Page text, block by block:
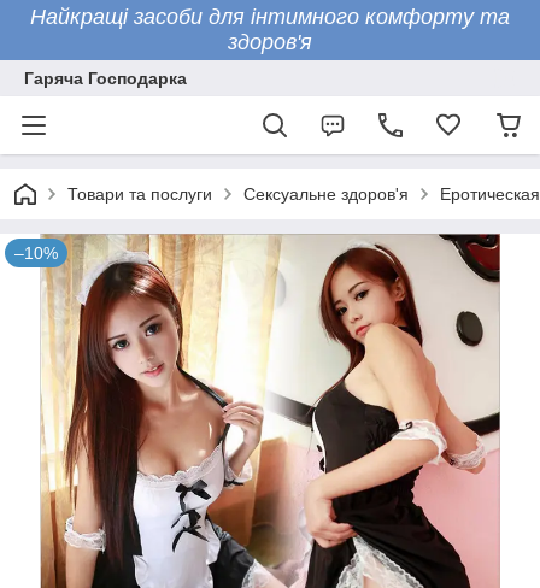
Найкращі засоби для інтимного комфорту та
здоров'я
Гаряча Господарка
Товари та послуги Сексуальне здоров'я
–10%